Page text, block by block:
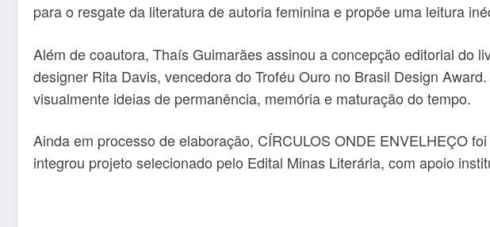
para o resgate da literatura de autoria feminina e propõe uma leitura
Além de coautora, Thaís Guimarães assinou a concepção editorial do
designer Rita Davis, vencedora do Troféu Ouro no Brasil Design
visualmente ideias de permanência, memória e maturação do tempo.
Ainda em processo de elaboração, CÍRCULOS ONDE ENVELHEÇO
integrou projeto selecionado pelo Edital Minas Literária, com apoio